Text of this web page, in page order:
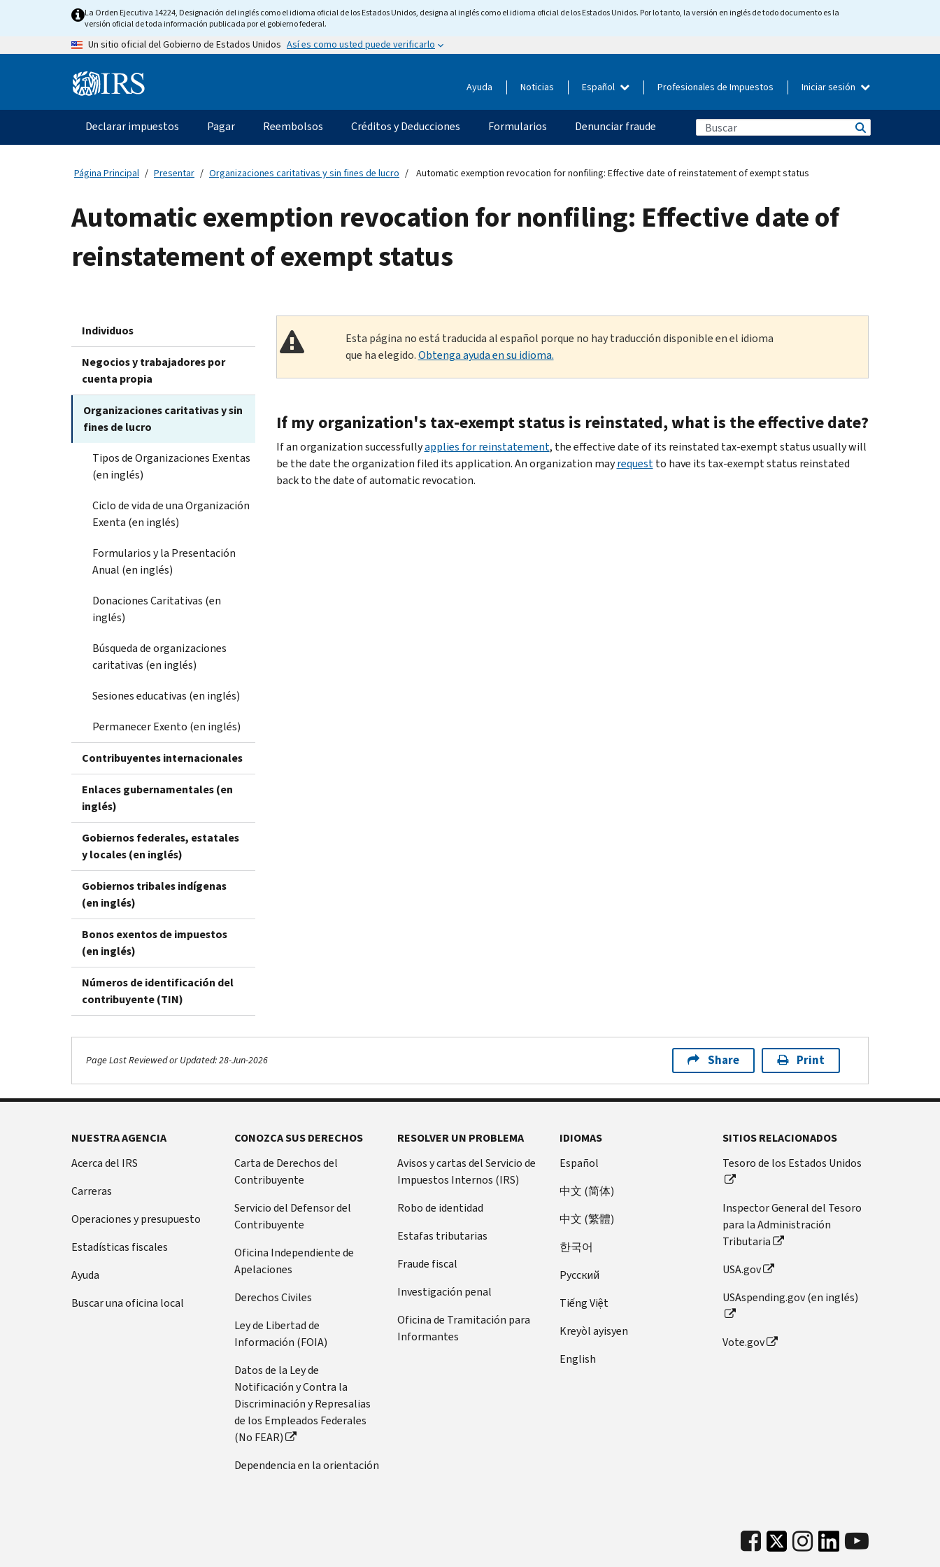
content
La Orden Ejecutiva 14224, Designación del inglés como el idioma oficial de los Estados Unidos, designa al inglés como el idioma oficial de los Estados Unidos. Por lo tanto, la versión en inglés de todo documento es la
versión oficial de toda información publicada por el gobierno federal.
Un sitio oficial del Gobierno de Estados Unidos Así es como usted puede verificarlo
Information Ayuda Noticias Español Profesionales de Impuestos Iniciar sesión
Navegación
principal
Declarar impuestos Pagar Reembolsos Créditos y Deducciones Formularios Denunciar fraude
Página Principal Presentar Organizaciones caritativas y sin fines de lucro Automatic exemption revocation for nonfiling: Effective date of reinstatement of exempt status
Automatic exemption revocation for nonfiling: Effective date of
reinstatement of exempt status
Individuos
Negocios y trabajadores por
cuenta propia
Organizaciones caritativas y sin
fines de lucro
Tipos de Organizaciones Exentas
(en inglés)
Ciclo de vida de una Organización
Exenta (en inglés)
Formularios y la Presentación
Anual (en inglés)
Donaciones Caritativas (en
inglés)
Búsqueda de organizaciones
caritativas (en inglés)
Sesiones educativas (en inglés)
Permanecer Exento (en inglés)
Contribuyentes internacionales
Enlaces gubernamentales (en
inglés)
Gobiernos federales, estatales
y locales (en inglés)
Gobiernos tribales indígenas
(en inglés)
Bonos exentos de impuestos
(en inglés)
Números de identificación del
contribuyente (TIN)
Esta página no está traducida al español porque no hay traducción disponible en el idioma
que ha elegido.Obtenga ayuda en su idioma.
If my organization's tax-exempt status is reinstated, what is the effective date?
If an organization successfullyapplies for reinstatement, the effective date of its reinstated tax-exempt status usually will
be the date the organization filed its application. An organization mayrequestto have its tax-exempt status reinstated
back to the date of automatic revocation.
Page Last Reviewed or Updated: 28-Jun-2026 Share Print
NUESTRA AGENCIA
Acerca del IRS
Carreras
Operaciones y presupuesto
Estadísticas fiscales
Ayuda
Buscar una oficina local
CONOZCA SUS DERECHOS
Carta de Derechos del
Contribuyente
Servicio del Defensor del
Contribuyente
Oficina Independiente de
Apelaciones
Derechos Civiles
Ley de Libertad de
Información (FOIA)
Datos de la Ley de
Notificación y Contra la
Discriminación y Represalias
de los Empleados Federales
(No FEAR)
Dependencia en la orientación
RESOLVER UN PROBLEMA
Avisos y cartas del Servicio de
Impuestos Internos (IRS)
Robo de identidad
Estafas tributarias
Fraude fiscal
Investigación penal
Oficina de Tramitación para
Informantes
IDIOMAS
Español
中文 (简体)
中文 (繁體)
한국어
Pусский
Tiếng Việt
Kreyòl ayisyen
English
SITIOS RELACIONADOS
Tesoro de los Estados Unidos
Inspector General del Tesoro
para la Administración
Tributaria
USA.gov
USAspending.gov (en inglés)
Vote.gov